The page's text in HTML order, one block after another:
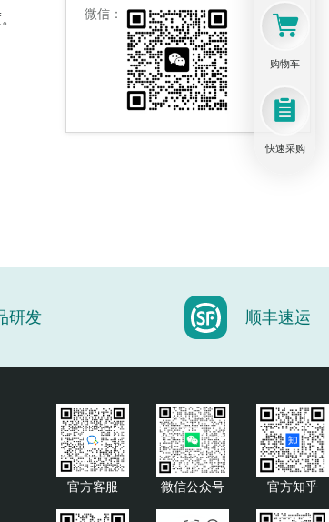
购物车
快速采购
针头植入引导头
旋转连接光纤跳线
微信：
研发 顺丰速运
官方客服 微信公众号 官方知乎